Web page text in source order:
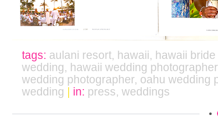
tags: aulani resort, hawaii, hawaii
wedding, hawaii wedding photographer
wedding photographer, oahu wedding
wedding | in: press, weddings